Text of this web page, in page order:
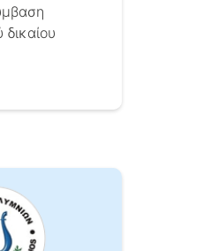
δικαίου